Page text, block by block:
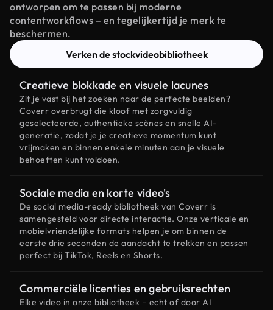
ontworpen om te passen bij moderne
contentworkflows – en tegelijkertijd je merk te
beschermen.
Verken de stockvideobibliotheek
Creatieve blokkade en visuele lacunes
Zit je vast bij het zoeken naar de perfecte beelden?
Coverr overbrugt die kloof met zorgvuldig
geselecteerde, authentieke scènes en snelle AI-
generatie, zodat je je creatieve momentum kunt
vrijmaken en binnen enkele minuten aan je visuele
behoeften kunt voldoen.
Sociale media en korte video's
De social media-ready bibliotheek van Coverr is
samengesteld voor directe interactie. Onze verticale en
mobielvriendelijke formats helpen je om binnen de
eerste drie seconden de aandacht te trekken en passen
perfect bij TikTok, Reels en Shorts.
Commerciële licenties en gebruiksrechten
Elke video in onze bibliotheek – echt of door AI